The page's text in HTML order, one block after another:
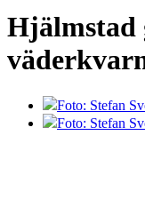
Hjälmstad
Foto: Stefan
Foto: Stefan